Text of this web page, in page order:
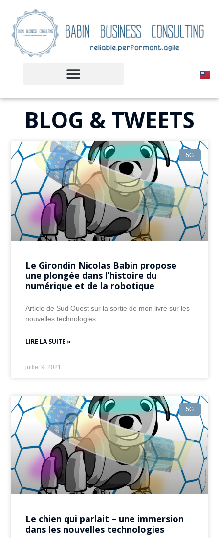
BLOG & TWEETS
5G
Le Girondin Nicolas Babin propose
une plongée dans l’histoire du
numérique et de la robotique
Article de Sud Ouest sur la sortie de mon livre sur les
nouvelles technologies
LIRE LA SUITE »
juillet 9, 2021
5G
Le chien qui parlait – une immersion
dans les nouvelles technologies